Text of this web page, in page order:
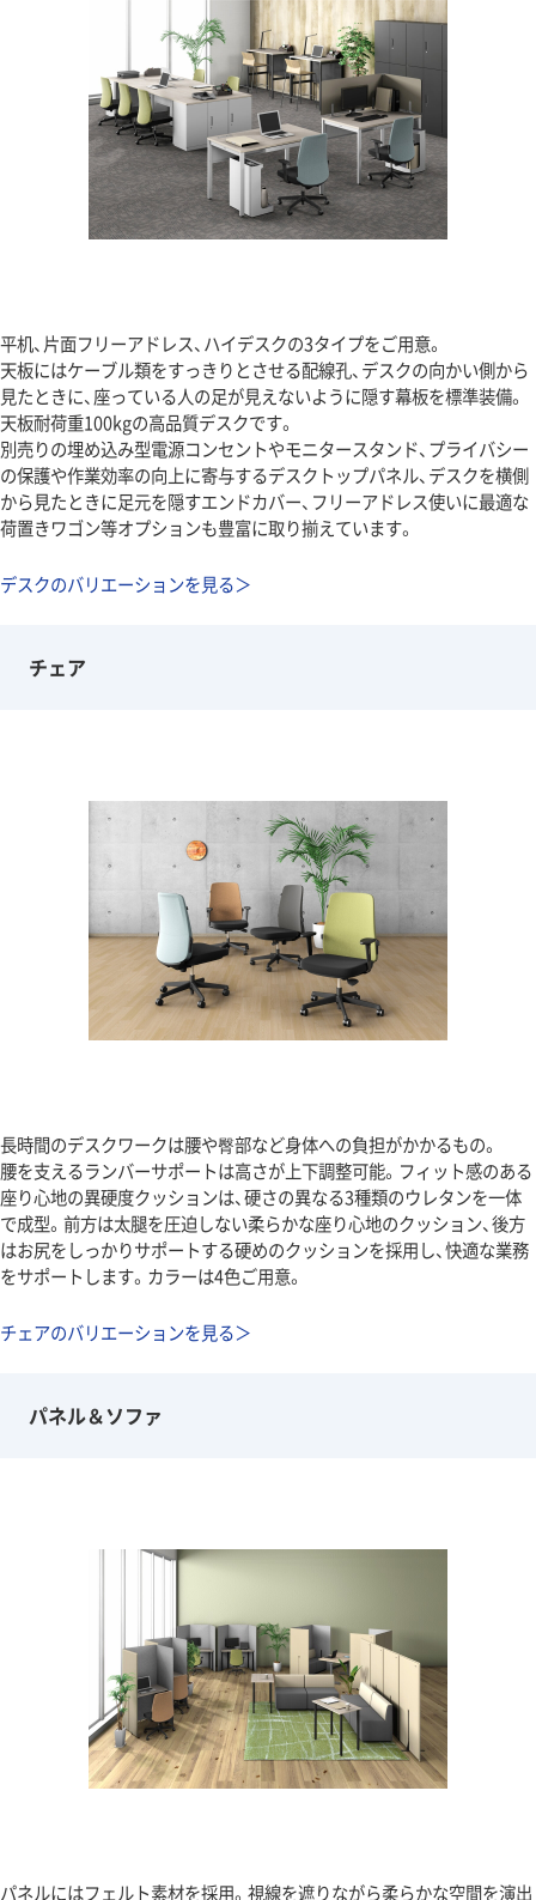
平机、片面フリーアドレス、ハイデスクの3タイプをご用意。
天板にはケーブル類をすっきりとさせる配線孔、デスクの向かい側から
見たときに、座っている人の足が見えないように隠す幕板を標準装備。
天板耐荷重100kgの高品質デスクです。
別売りの埋め込み型電源コンセントやモニタースタンド、プライバシー
の保護や作業効率の向上に寄与するデスクトップパネル、デスクを横側
から見たときに足元を隠すエンドカバー、フリーアドレス使いに最適な
荷置きワゴン等オプションも豊富に取り揃えています。
デスクのバリエーションを見る＞
チェア
長時間のデスクワークは腰や臀部など身体への負担がかかるもの。
腰を支えるランバーサポートは高さが上下調整可能。フィット感のある
座り心地の異硬度クッションは、硬さの異なる3種類のウレタンを一体
で成型。前方は太腿を圧迫しない柔らかな座り心地のクッション、後方
はお尻をしっかりサポートする硬めのクッションを採用し、快適な業務
をサポートします。カラーは4色ご用意。
チェアのバリエーションを見る＞
パネル＆ソファ
パネルにはフェルト素材を採用。視線を遮りながら柔らかな空間を演出